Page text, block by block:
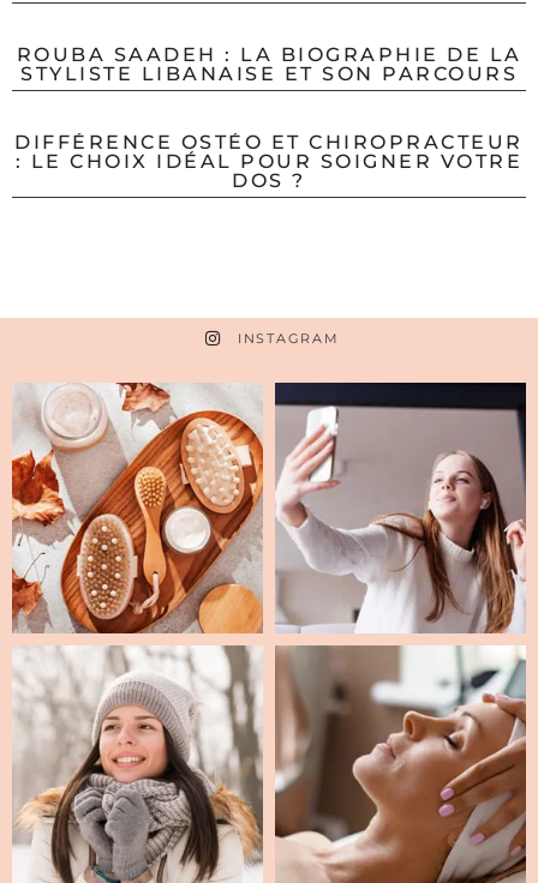
ROUBA SAADEH : LA BIOGRAPHIE DE LA
STYLISTE LIBANAISE ET SON PARCOURS
DIFFÉRENCE OSTÉO ET CHIROPRACTEUR
: LE CHOIX IDÉAL POUR SOIGNER VOTRE
DOS ?
INSTAGRAM